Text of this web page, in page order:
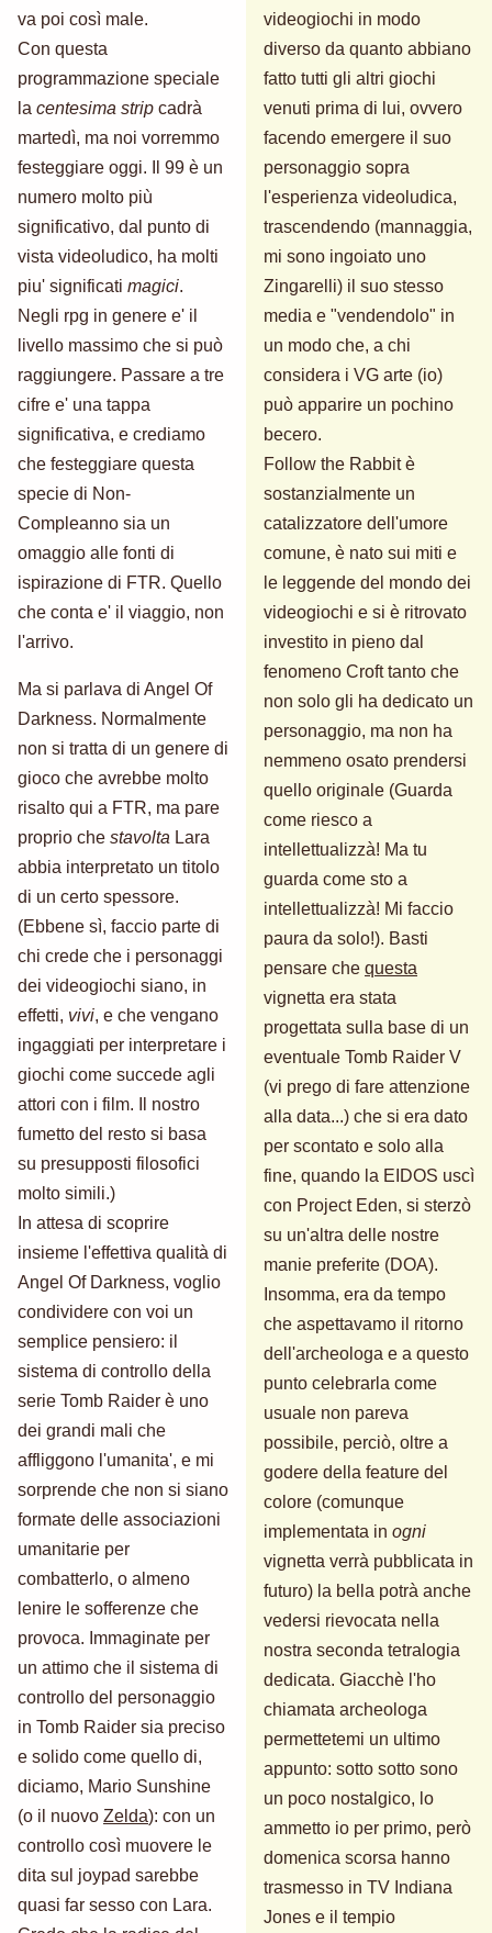
va poi così male.
Con questa
programmazione speciale
la centesima strip cadrà
martedì, ma noi vorremmo
festeggiare oggi. Il 99 è un
numero molto più
significativo, dal punto di
vista videoludico, ha molti
piu' significati magici.
Negli rpg in genere e' il
livello massimo che si può
raggiungere. Passare a tre
cifre e' una tappa
significativa, e crediamo
che festeggiare questa
specie di Non-
Compleanno sia un
omaggio alle fonti di
ispirazione di FTR. Quello
che conta e' il viaggio, non
l'arrivo.
Ma si parlava di Angel Of
Darkness. Normalmente
non si tratta di un genere di
gioco che avrebbe molto
risalto qui a FTR, ma pare
proprio che stavolta Lara
abbia interpretato un titolo
di un certo spessore.
(Ebbene sì, faccio parte di
chi crede che i personaggi
dei videogiochi siano, in
effetti, vivi, e che vengano
ingaggiati per interpretare i
giochi come succede agli
attori con i film. Il nostro
fumetto del resto si basa
su presupposti filosofici
molto simili.)
In attesa di scoprire
insieme l'effettiva qualità di
Angel Of Darkness, voglio
condividere con voi un
semplice pensiero: il
sistema di controllo della
serie Tomb Raider è uno
dei grandi mali che
affliggono l'umanita', e mi
sorprende che non si siano
formate delle associazioni
umanitarie per
combatterlo, o almeno
lenire le sofferenze che
provoca. Immaginate per
un attimo che il sistema di
controllo del personaggio
in Tomb Raider sia preciso
e solido come quello di,
diciamo, Mario Sunshine
(o il nuovo Zelda): con un
controllo così muovere le
dita sul joypad sarebbe
quasi far sesso con Lara.
videogiochi in modo
diverso da quanto abbiano
fatto tutti gli altri giochi
venuti prima di lui, ovvero
facendo emergere il suo
personaggio sopra
l'esperienza videoludica,
trascendendo (mannaggia,
mi sono ingoiato uno
Zingarelli) il suo stesso
media e "vendendolo" in
un modo che, a chi
considera i VG arte (io)
può apparire un pochino
becero.
Follow the Rabbit è
sostanzialmente un
catalizzatore dell'umore
comune, è nato sui miti e
le leggende del mondo dei
videogiochi e si è ritrovato
investito in pieno dal
fenomeno Croft tanto che
non solo gli ha dedicato un
personaggio, ma non ha
nemmeno osato prendersi
quello originale (Guarda
come riesco a
intellettualizzà! Ma tu
guarda come sto a
intellettualizzà! Mi faccio
paura da solo!). Basti
pensare che questa
vignetta era stata
progettata sulla base di un
eventuale Tomb Raider V
(vi prego di fare attenzione
alla data...) che si era dato
per scontato e solo alla
fine, quando la EIDOS uscì
con Project Eden, si sterzò
su un'altra delle nostre
manie preferite (DOA).
Insomma, era da tempo
che aspettavamo il ritorno
dell'archeologa e a questo
punto celebrarla come
usuale non pareva
possibile, perciò, oltre a
godere della feature del
colore (comunque
implementata in ogni
vignetta verrà pubblicata in
futuro) la bella potrà anche
vedersi rievocata nella
nostra seconda tetralogia
dedicata. Giacchè l'ho
chiamata archeologa
permettetemi un ultimo
appunto: sotto sotto sono
un poco nostalgico, lo
ammetto io per primo, però
domenica scorsa hanno
trasmesso in TV Indiana
Jones e il tempio